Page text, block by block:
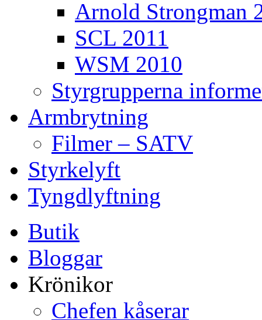
Arnold Strongman
SCL 2011
WSM 2010
Styrgrupperna
Armbrytning
Filmer – SATV
Styrkelyft
Tyngdlyftning
Butik
Bloggar
Krönikor
Chefen kåserar